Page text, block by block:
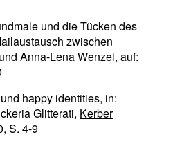
und die Tücken des
zwischen
Anna-Lena Wenzel, auf:
happy identities, in:
Glitterati, Kerber
S. 4-9